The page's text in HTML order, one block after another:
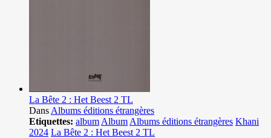
La Bête 2 : Het Beest 2 TL
Dans Albums éditions étrangères
Etiquettes: album Album Albums éditions étrangères Khani
2024 La Bête 2 : Het Beest 2 TL